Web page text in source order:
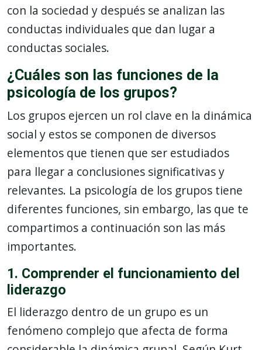
con la sociedad y después se analizan las
conductas individuales que dan lugar a
conductas sociales.
¿Cuáles son las funciones de la
psicología de los grupos?
Los grupos ejercen un rol clave en la dinámica
social y estos se componen de diversos
elementos que tienen que ser estudiados
para llegar a conclusiones significativas y
relevantes. La psicología de los grupos tiene
diferentes funciones, sin embargo, las que te
compartimos a continuación son las más
importantes.
1. Comprender el funcionamiento del
liderazgo
El liderazgo dentro de un grupo es un
fenómeno complejo que afecta de forma